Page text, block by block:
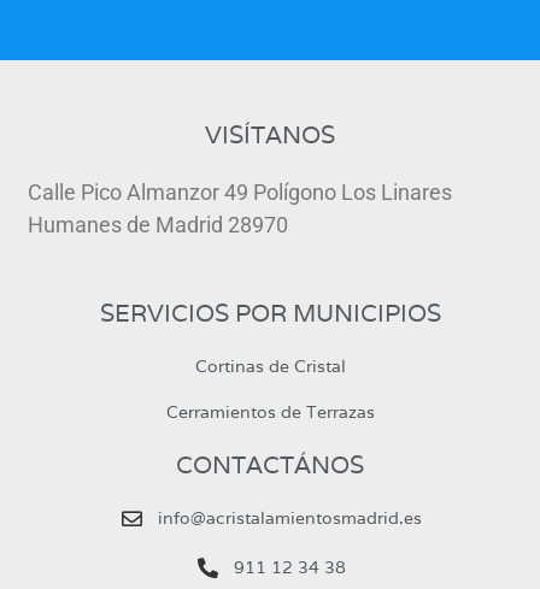
VISÍTANOS
Calle Pico Almanzor 49 Polígono Los Linares
Humanes de Madrid 28970
SERVICIOS POR MUNICIPIOS
Cortinas de Cristal
Cerramientos de Terrazas
CONTACTÁNOS
info@acristalamientosmadrid.es
911 12 34 38